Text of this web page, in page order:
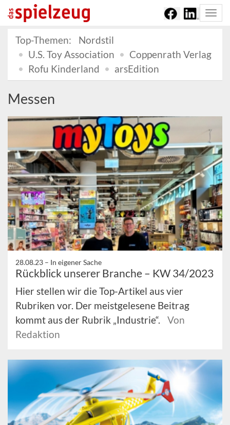
Top-Themen:
Nordstil
U.S. Toy Association
Coppenrath Verlag
Rofu Kinderland
arsEdition
Messen
28.08.23 – In eigener Sache
Rückblick unserer Branche – KW 34/2023
Hier stellen wir die Top-Artikel aus vier
Rubriken vor. Der meistgelesene Beitrag
kommt aus der Rubrik „Industrie“.
Von
Redaktion